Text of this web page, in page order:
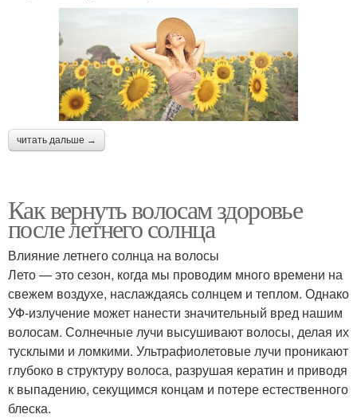
читать дальше →
Как вернуть волосам здоровье
после летнего солнца
Влияние летнего солнца на волосы
Лето — это сезон, когда мы проводим много времени на
свежем воздухе, наслаждаясь солнцем и теплом. Однако
УФ-излучение может нанести значительный вред нашим
волосам. Солнечные лучи высушивают волосы, делая их
тусклыми и ломкими. Ультрафиолетовые лучи проникают
глубоко в структуру волоса, разрушая кератин и приводя
к выпадению, секущимся концам и потере естественного
блеска.